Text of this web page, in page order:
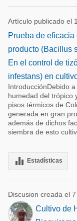
Artículo publicado el
Prueba de
producto (Bacillus
En el control de
infestans) en
IntroducciónDebido
humedad del trópico
pisos térmicos de
generada en gran
además de dichos
siembra de esto
equalizer Estadísticas
Discusion creada el
Cultivo de